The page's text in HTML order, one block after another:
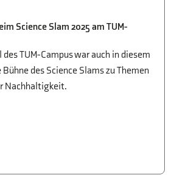
Science Slam 2025 am TUM-
TUM-Campus war auch in diesem
des Science Slams zu Themen
Nachhaltigkeit.